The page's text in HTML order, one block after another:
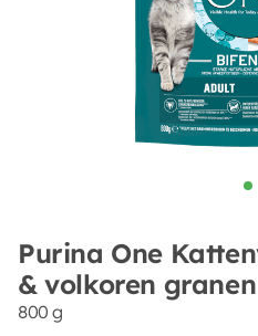
Purina One
& volkoren granen
800 g